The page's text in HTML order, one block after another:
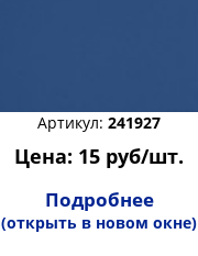
Артикул: 241927
Цена: 15 руб/шт.
Подробнее
(открыть в новом окне)